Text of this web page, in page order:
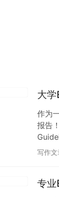
大
作为
报告
国、
写作文
专